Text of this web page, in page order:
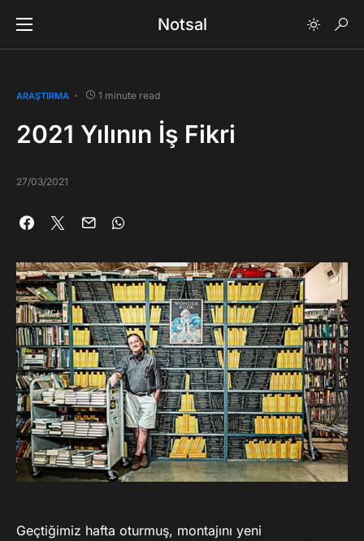
Notsal
ARAŞTIRMA 1 minute read
2021 Yılının İş Fikri
27/03/2021
Geçtiğimiz hafta oturmuş, montajını yeni